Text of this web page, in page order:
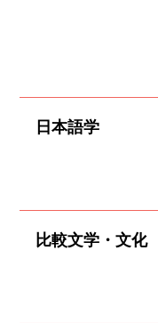
日本語学
比較文学・文化